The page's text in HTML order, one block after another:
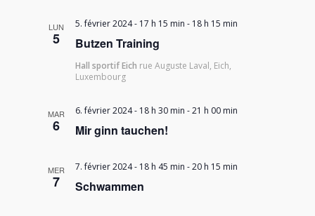
LUN
5 Butzen Training
5. février 2024 - 17 h 15 min - 18 h 15 min
Hall sportif Eich rue Auguste Laval, Eich,
Luxembourg
MAR
6 Mir ginn tauchen!
6. février 2024 - 18 h 30 min -21 h 00 min
MER
7 Schwammen
7. février 2024 - 18 h 45 min -20 h 15 min